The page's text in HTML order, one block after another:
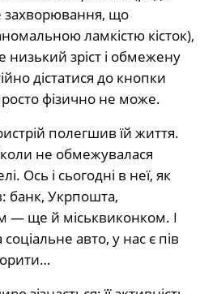
захворювання, що
ламкістю кісток),
низький зріст і обмежену
дістатися до кнопки
фізично не може.
полегшив їй життя.
не обмежувалася
Ось і сьогодні в неї, як
банк, Укрпошта,
— ще й міськвиконком. І
авто, у нас є пів